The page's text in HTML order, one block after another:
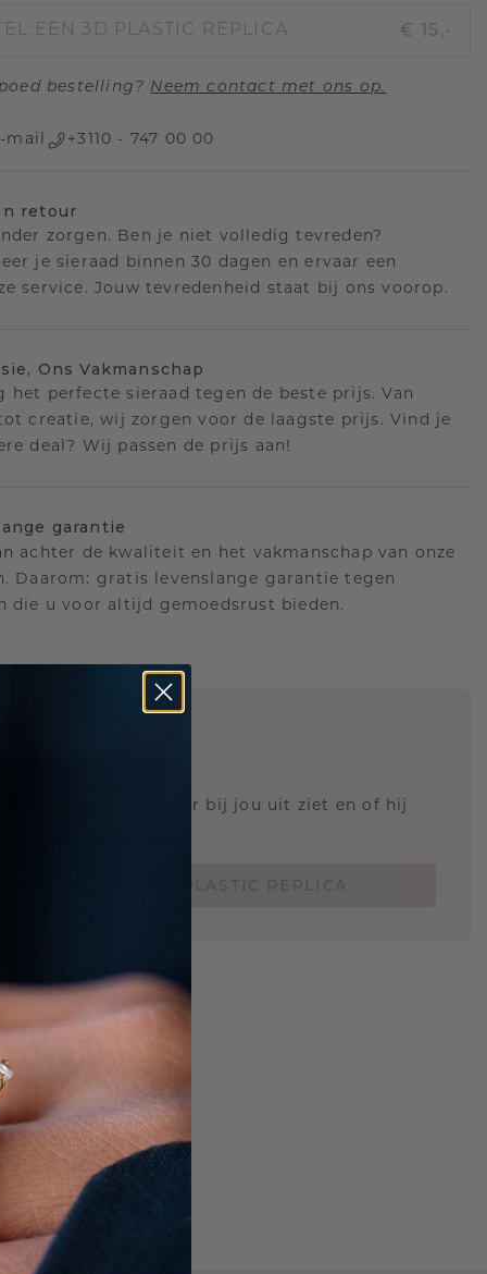
EEN 3D PLASTIC REPLICA € 15,-
bestelling? Neem contact met ons op.
mail +3110 - 747 00 00
retour
zorgen. Ben je niet volledig tevreden?
je sieraad binnen 30 dagen en ervaar een
service. Jouw tevredenheid staat bij ons voorop.
Ons Vakmanschap
het perfecte sieraad tegen de beste prijs. Van
creatie, wij zorgen voor de laagste prijs. Vind je
deal? Wij passen de prijs aan!
garantie
achter de kwaliteit en het vakmanschap van onze
Daarom: gratis levenslange garantie tegen
die u voor altijd gemoedsrust bieden.
hoe deze ring er bij jou uit ziet en of hij